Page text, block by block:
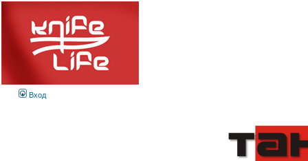
Вход